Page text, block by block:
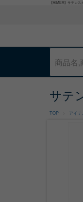
【AIMER】サテン
サテ
TOP アイ